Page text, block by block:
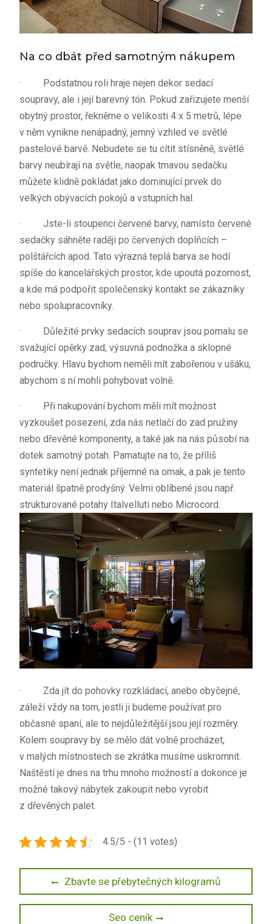
Na co dbát před samotným nákupem
·
Podstatnou roli hraje nejen dekor sedací
soupravy, ale i její barevný tón. Pokud zařizujete menší
obytný prostor, řekněme o velikosti 4 x 5 metrů, lépe
v něm vynikne nenápadný, jemný vzhled ve světlé
pastelové barvě. Nebudete se tu cítit stísněně, světlé
barvy neubírají na světle, naopak tmavou sedačku
můžete klidně pokládat jako dominující prvek do
velkých obývacích pokojů a vstupních hal.
·
Jste-li stoupenci červené barvy, namísto červené
sedačky sáhněte raději po červených doplňcích –
polštářcích apod. Tato výrazná teplá barva se hodí
spíše do kancelářských prostor, kde upoutá pozornost,
a kde má podpořit společenský kontakt se zákazníky
nebo spolupracovníky.
·
Důležité prvky sedacích souprav jsou pomalu se
svažující opěrky zad, výsuvná podnožka a sklopné
područky. Hlavu bychom neměli mít zabořenou v ušáku,
abychom s ní mohli pohybovat volně.
·
Při nakupování bychom měli mít možnost
vyzkoušet posezení, zda nás netlačí do zad pružiny
nebo dřevěné komponenty, a také jak na nás působí na
dotek samotný potah. Pamatujte na to, že příliš
syntetiky není jednak příjemné na omak, a pak je tento
materiál špatně prodyšný. Velmi oblíbené jsou např.
strukturované potahy Italvelluti nebo Microcord.
·
Zda jít do pohovky rozkládací, anebo obyčejné,
záleží vždy na tom, jestli ji budeme používat pro
občasné spaní, ale to nejdůležitější jsou její rozměry.
Kolem soupravy by se mělo dát volně procházet,
v malých místnostech se zkrátka musíme uskromnit.
Naštěstí je dnes na trhu mnoho možností a dokonce je
možné takový nábytek zakoupit nebo vyrobit
z dřevěných palet.
4.5/5 - (11 votes)
Navigace
pro
Previous
post:
Zbavte se přebytečných kilogramů
Next
Seo ceník